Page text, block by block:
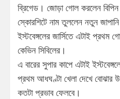
ব্রিগেড। জোড়া গোল করলেন বিপিন
স্কোরশিটে নাম তুললেন নতুন জাপানি
ইস্টবেঙ্গলের জার্সিতে এটাই
কেভিন সিবিলের।
এ বারের সুপার কাপে এটাই
প্রথম আধঘণ্টা খেলা দেখে বোঝার
কতটা প্রভাব ফেলবে।